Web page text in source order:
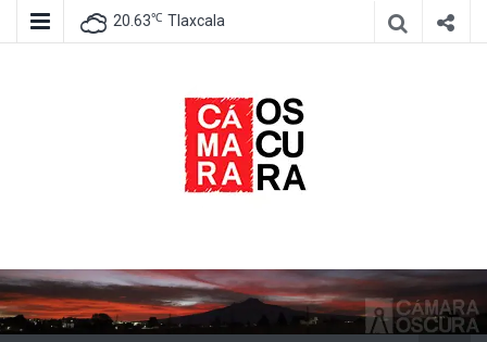
20.63℃ Tlaxcala
Cámara
Oscura